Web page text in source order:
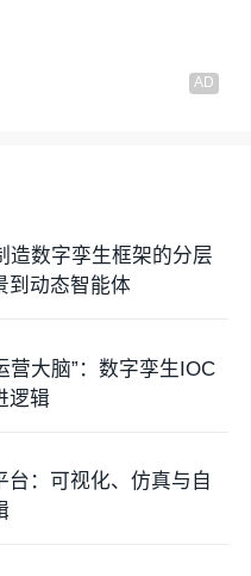
造数字孪生框架的分层
到动态智能体
营大脑”：数字孪生IOC
逻辑
台：可视化、仿真与自